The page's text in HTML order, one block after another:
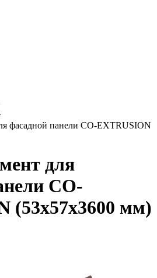
фасадной панели CO-EXTRUSION
для
CO-
(53х57х3600 мм)